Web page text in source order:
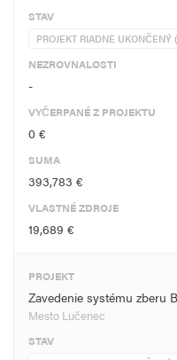
STAV
PROJEKT RIADNE UKONČENÝ
NEZROVNALOSTI
-
VYČERPANÉ Z PROJEKTU
0 €
SUMA
393,783 €
VLASTNÉ ZDROJE
19,689 €
PROJEKT
Zavedenie systému zberu
Mesto Lučenec
STAV